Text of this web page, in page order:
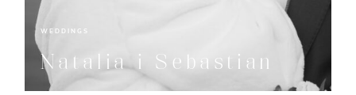
WEDDINGS
Natalia i Sebastian